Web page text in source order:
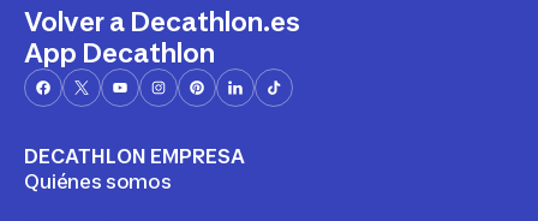
Volver a Decathlon.es
App Decathlon
DECATHLON EMPRESA
Quiénes somos